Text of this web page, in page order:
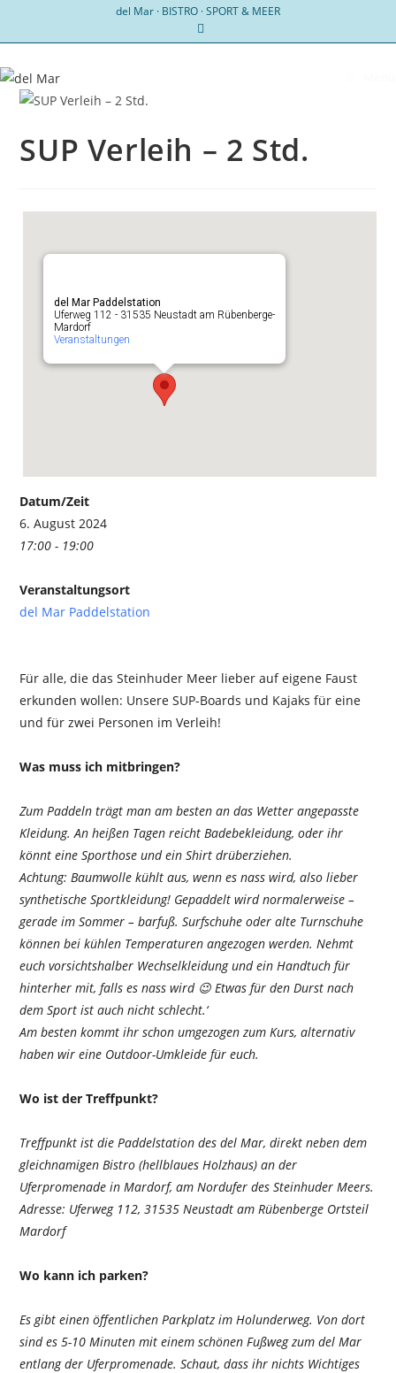
del Mar · BISTRO · SPORT & MEER
SUP Verleih – 2 Std.
del Mar Paddelstation
Uferweg 112 - 31535 Neustadt am Rübenberge-
Mardorf
Veranstaltungen
Datum/Zeit
6. August 2024
17:00 - 19:00
Veranstaltungsort
del Mar Paddelstation
Für alle, die das Steinhuder Meer lieber auf eigene Faust
erkunden wollen: Unsere SUP-Boards und Kajaks für eine
und für zwei Personen im Verleih!
Was muss ich mitbringen?
Zum Paddeln trägt man am besten an das Wetter angepasste
Kleidung. An heißen Tagen reicht Badebekleidung, oder ihr
könnt eine Sporthose und ein Shirt drüberziehen.
Achtung: Baumwolle kühlt aus, wenn es nass wird, also lieber
synthetische Sportkleidung! Gepaddelt wird normalerweise –
gerade im Sommer – barfuß. Surfschuhe oder alte Turnschuhe
können bei kühlen Temperaturen angezogen werden. Nehmt
euch vorsichtshalber Wechselkleidung und ein Handtuch für
hinterher mit, falls es nass wird 😉 Etwas für den Durst nach
dem Sport ist auch nicht schlecht.‘
Am besten kommt ihr schon umgezogen zum Kurs, alternativ
haben wir eine Outdoor-Umkleide für euch.
Wo ist der Treffpunkt?
Treffpunkt ist die Paddelstation des del Mar, direkt neben dem
gleichnamigen Bistro (hellblaues Holzhaus) an der
Uferpromenade in Mardorf, am Nordufer des Steinhuder Meers.
Adresse: Uferweg 112, 31535 Neustadt am Rübenberge Ortsteil
Mardorf
Wo kann ich parken?
Es gibt einen öffentlichen Parkplatz im Holunderweg. Von dort
sind es 5-10 Minuten mit einem schönen Fußweg zum del Mar
entlang der Uferpromenade. Schaut, dass ihr nichts Wichtiges